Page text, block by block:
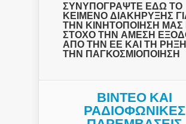
ΣΥΝΥΠΟΓΡΑΨΤΕ ΕΔΩ ΤΟ
ΚΕΙΜΕΝΟ ΔΙΑΚΗΡΥΞΗΣ
ΤΗΝ ΚΙΝΗΤΟΠΟΙΗΣΗ ΜΑΣ
ΣΤΟΧΟ ΤΗΝ ΑΜΕΣΗ
ΑΠΟ ΤΗΝ ΕΕ ΚΑΙ ΤΗ
ΤΗΝ ΠΑΓΚΟΣΜΙΟΠΟΙΗΣΗ
ΒΙΝΤΕΟ ΚΑΙ
ΡΑΔΙΟΦΩΝΙΚΕΣ